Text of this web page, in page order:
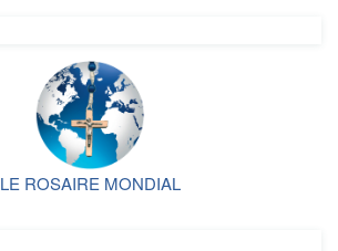
LE ROSAIRE MONDIAL